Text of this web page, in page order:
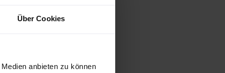
Über Cookies
anbieten zu können